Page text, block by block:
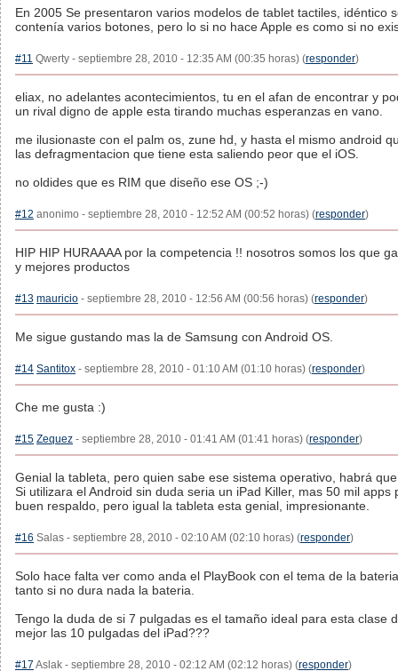
En 2005 Se presentaron varios modelos de tablet tactiles, idéntico
contenía varios botones, pero lo si no hace Apple es como si no
#11 Qwerty - septiembre 28, 2010 - 12:35 AM (00:35 horas) (responder)
eliax, no adelantes acontecimientos, tu en el afan de encontrar y
un rival digno de apple esta tirando muchas esperanzas en vano.
me ilusionaste con el palm os, zune hd, y hasta el mismo android
las defragmentacion que tiene esta saliendo peor que el iOS.
no oldides que es RIM que diseño ese OS ;-)
#12 anonimo - septiembre 28, 2010 - 12:52 AM (00:52 horas) (responder)
HIP HIP HURAAAA por la competencia !! nosotros somos los que
y mejores productos
#13 mauricio - septiembre 28, 2010 - 12:56 AM (00:56 horas) (responder)
Me sigue gustando mas la de Samsung con Android OS.
#14 Santitox - septiembre 28, 2010 - 01:10 AM (01:10 horas) (responder)
Che me gusta :)
#15 Zequez - septiembre 28, 2010 - 01:41 AM (01:41 horas) (responder)
Genial la tableta, pero quien sabe ese sistema operativo, habrá
Si utilizara el Android sin duda seria un iPad Killer, mas 50 mil apps
buen respaldo, pero igual la tableta esta genial, impresionante.
#16 Salas - septiembre 28, 2010 - 02:10 AM (02:10 horas) (responder)
Solo hace falta ver como anda el PlayBook con el tema de la
tanto si no dura nada la bateria.
Tengo la duda de si 7 pulgadas es el tamaño ideal para esta clase
mejor las 10 pulgadas del iPad???
#17 Aslak - septiembre 28, 2010 - 02:12 AM (02:12 horas) (responder)